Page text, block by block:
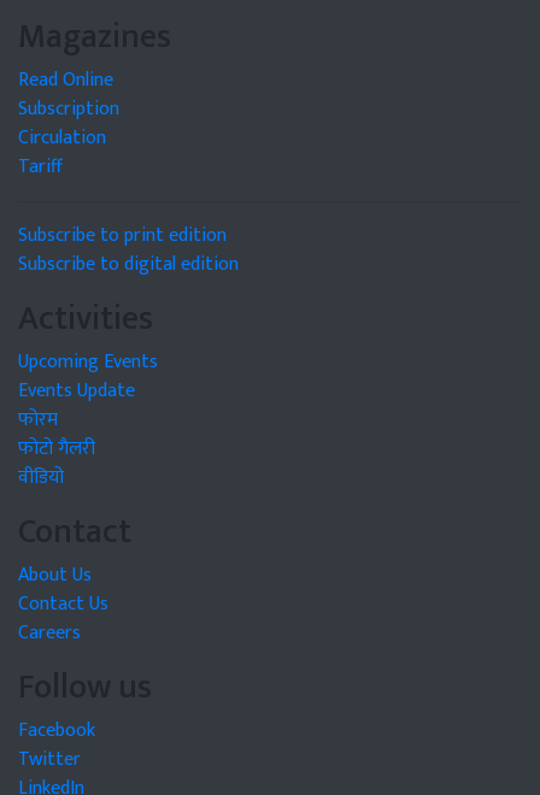
Magazines
Read Online
Subscription
Circulation
Tariff
Subscribe to print edition
Subscribe to digital edition
Activities
Upcoming Events
Events Update
फोरम
फोटो गैलरी
वीडियो
Contact
About Us
Contact Us
Careers
Follow us
Facebook
Twitter
LinkedIn